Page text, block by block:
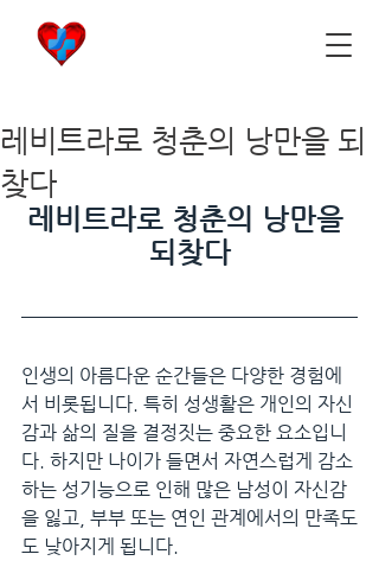
레비트라로 청춘의 낭만을 되
찾다
레비트라로 청춘의 낭만을
되찾다
인생의 아름다운 순간들은 다양한 경험에
서 비롯됩니다. 특히 성생활은 개인의 자신
감과 삶의 질을 결정짓는 중요한 요소입니
다. 하지만 나이가 들면서 자연스럽게 감소
하는 성기능으로 인해 많은 남성이 자신감
을 잃고, 부부 또는 연인 관계에서의 만족도
도 낮아지게 됩니다.